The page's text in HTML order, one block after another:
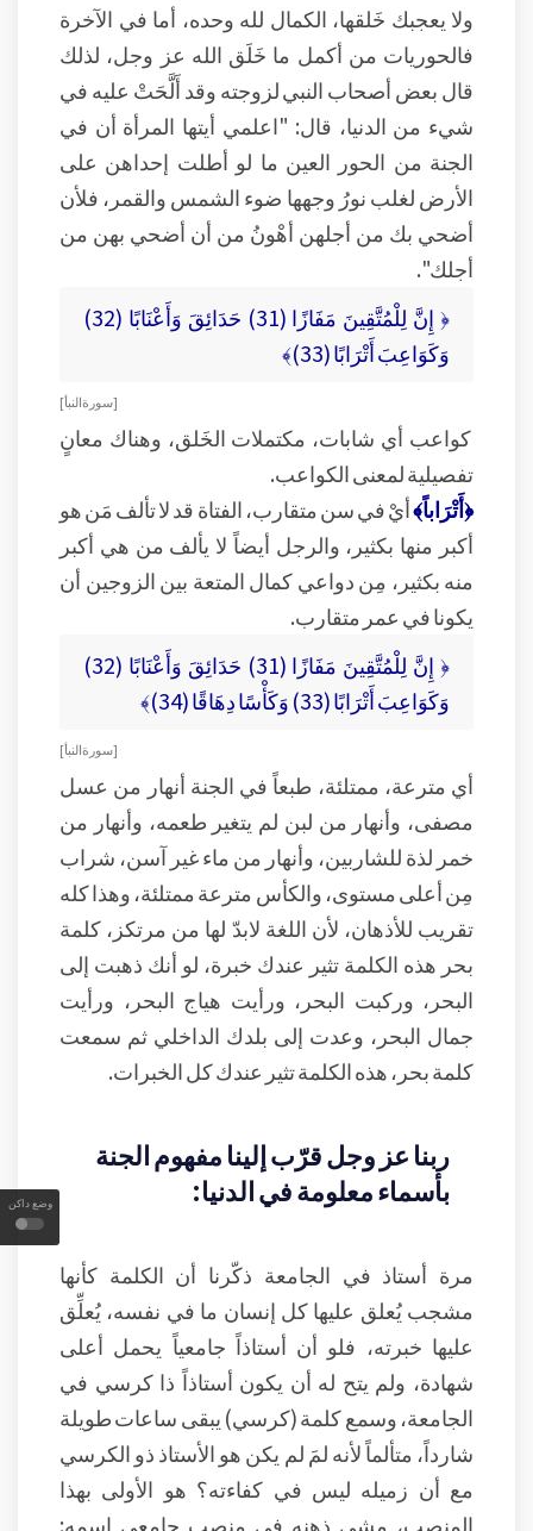
وضع داكن
ولا يعجبك خَلقها، الكمال لله وحده، أما في الآخرة
فالحوريات من أكمل ما خَلَق الله عز وجل، لذلك
قال بعض أصحاب النبي لزوجته وقد أَلَّحَتْ عليه في
شيء من الدنيا، قال: "اعلمي أيتها المرأة أن في
الجنة من الحور العين ما لو أطلت إحداهن على
الأرض لغلب نورُ وجهها ضوء الشمس والقمر، فلأن
أضحي بك من أجلهن أهْونُ من أن أضحي بهن من
أجلك".
﴿ إِنَّ لِلْمُتَّقِينَ مَفَازًا (31) حَدَائِقَ وَأَعْنَابًا (32)
وَكَوَاعِبَ أَتْرَابًا (33)﴾
[ سورة النبأ ]
كواعب أي شابات، مكتملات الخَلق، وهناك معانٍ
تفصيلية لمعنى الكواعب.
﴿أَتْرَاباً﴾أيْ في سن متقارب، الفتاة قد لا تألف مَن هو
أكبر منها بكثير، والرجل أيضاً لا يألف من هي أكبر
منه بكثير، مِن دواعي كمال المتعة بين الزوجين أن
يكونا في عمر متقارب.
﴿ إِنَّ لِلْمُتَّقِينَ مَفَازًا (31) حَدَائِقَ وَأَعْنَابًا (32)
وَكَوَاعِبَ أَتْرَابًا (33) وَكَأْسًا دِهَاقًا (34)﴾
[ سورة النبأ ]
أي مترعة، ممتلئة، طبعاً في الجنة أنهار من عسل
مصفى، وأنهار من لبن لم يتغير طعمه، وأنهار من
خمر لذة للشاربين، وأنهار من ماء غير آسن، شراب
مِن أعلى مستوى، والكأس مترعة ممتلئة، وهذا كله
تقريب للأذهان، لأن اللغة لابدّ لها من مرتكز، كلمة
بحر هذه الكلمة تثير عندك خبرة، لو أنك ذهبت إلى
البحر، وركبت البحر، ورأيت هياج البحر، ورأيت
جمال البحر، وعدت إلى بلدك الداخلي ثم سمعت
كلمة بحر، هذه الكلمة تثير عندك كل الخبرات.
ربنا عز وجل قرّب إلينا مفهوم الجنة
بأسماء معلومة في الدنيا:
مرة أستاذ في الجامعة ذكّرنا أن الكلمة كأنها
مشجب يُعلق عليها كل إنسان ما في نفسه، يُعلِّق
عليها خبرته، فلو أن أستاذاً جامعياً يحمل أعلى
شهادة، ولم يتح له أن يكون أستاذاً ذا كرسي في
الجامعة، وسمع كلمة (كرسي) يبقى ساعات طويلة
شارداً، متألماً لأنه لمَ لم يكن هو الأستاذ ذو الكرسي
مع أن زميله ليس في كفاءته؟ هو الأولى بهذا
المنصب، مشى ذهنه في منصب جامعي اسمه: